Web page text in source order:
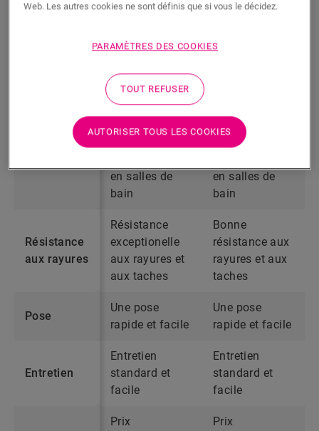
Compatible,
conductivité
Compatible,
conductivité
Résistance
Surface
résistante à
l’eau, peut être
en salles de
bain
l’eau, peut être
utilisée
en salles de
bain
Résistance
aux rayures
Résistance
exceptionelle
aux rayures et
aux taches
Bonne
résistance aux
rayures et aux
taches
Pose
Une pose
rapide et facile
Une pose
rapide et facile
Entretien
Entretien
standard et
facile
Entretien
standard et
facile
Prix
Prix
Web. Les autres cookies ne sont définis que si vous le décidez.
PARAMÈTRES DES COOKIES
TOUT REFUSER
AUTORISER TOUS LES COOKIES